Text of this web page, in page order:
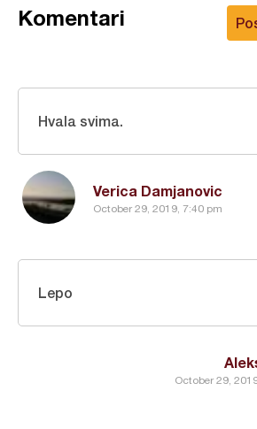
Komentari
Verica Damjanovic
October 29, 2019, 7:40 pm
Hvala svima.
October 29,
Lepo